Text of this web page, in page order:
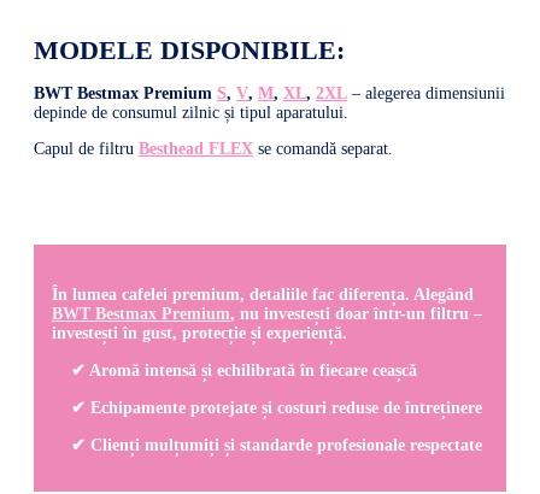
MODELE DISPONIBILE:
BWT Bestmax Premium S, V, M, XL, 2XL – alegerea dimensiunii
depinde de consumul zilnic și tipul aparatului.
Capul de filtru Besthead FLEX se comandă separat.
În lumea cafelei premium, detaliile fac diferența. Alegând
BWT Bestmax Premium, nu investești doar într-un filtru –
investești în gust, protecție și experiență.
✔ Aromă intensă și echilibrată în fiecare ceașcă
✔ Echipamente protejate și costuri reduse de întreținere
✔ Clienți mulțumiți și standarde profesionale respectate